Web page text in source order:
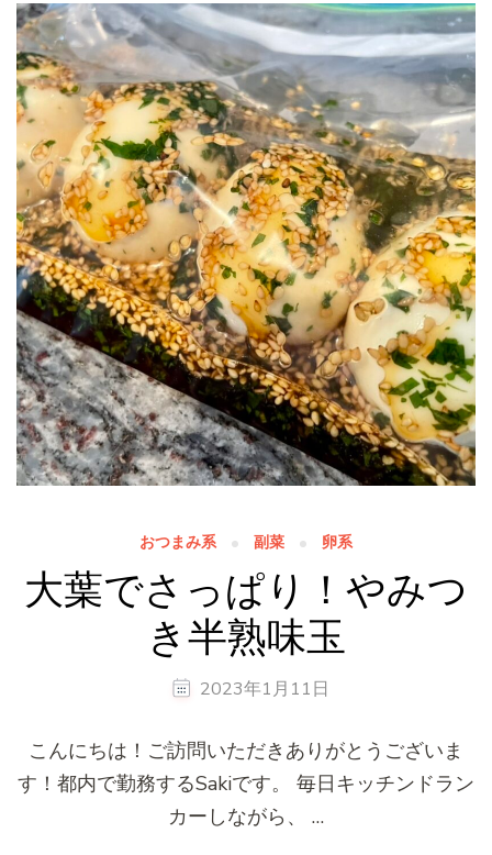
おつまみ系 副菜 卵系
大葉でさっぱり！やみつ
き半熟味玉
2023年1月11日
こんにちは！ご訪問いただきありがとうございま
す！都内で勤務するSakiです。 毎日キッチンドラン
カーしながら、 …